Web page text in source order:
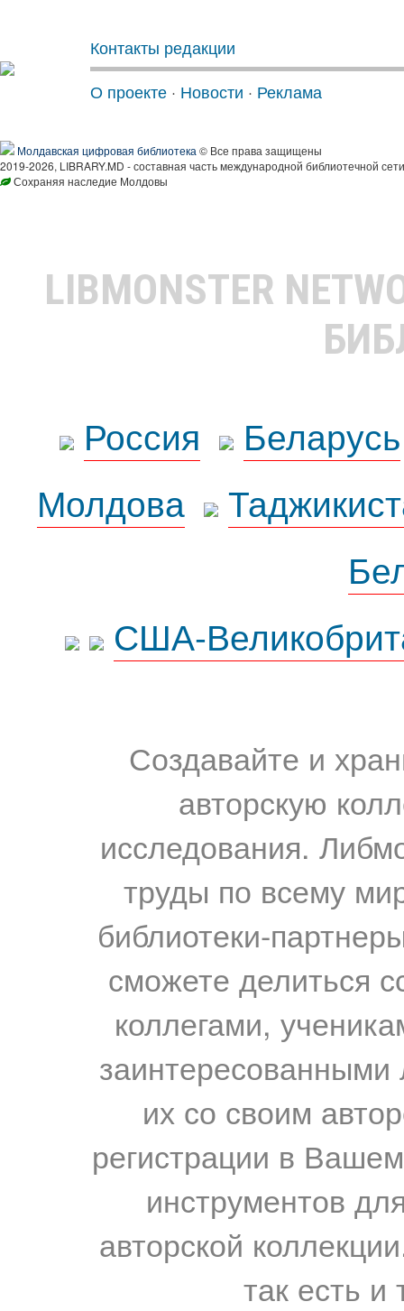
Контакты редакции
О проекте · Новости · Реклама
Молдавская цифровая библиотека © Все права защищены
2019-2026, LIBRARY.MD - составная часть международной библиотечной
Сохраняя наследие Молдовы
LIBMONSTER
Россия
Беларусь
Молдова
США-
Создавайте и
авторскую
исследования.
труды по всему
библиотеки-
сможете делиться
коллегами,
их со своим
регистрации в
инструментов
авторской
так есть и